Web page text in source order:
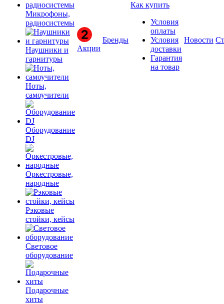
Микрофоны,
радиосистемы
Наушники и
гарнитуры
Ноты,
самоучители
Оборудование
DJ
Оркестровые,
народные
Рэковые
стойки, кейсы
Световое
оборудование
Подарочные
хиты
Акции
Бренды
Как купить
Условия
оплаты
Условия
доставки
Гарантия
на товар
Новости